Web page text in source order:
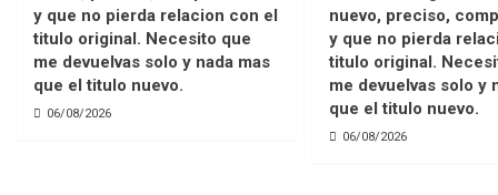
y que no pierda relacion con el
titulo original. Necesito que
me devuelvas solo y nada mas
que el titulo nuevo.
06/08/2026
nuevo, preciso,
y que no pierda
titulo original.
me devuelvas solo y
que el titulo nuevo.
06/08/2026